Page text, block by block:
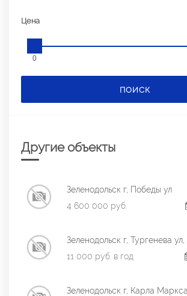
Цена
0
ПОИСК
Другие объекты
Зеленодольск г, Победы ул
4 600 000 руб.
Зеленодольск г, Тургенева
11 000 руб. в год
Зеленодольск г, Карла